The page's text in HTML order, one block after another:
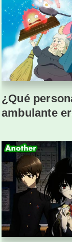
¿Qué
ambulante